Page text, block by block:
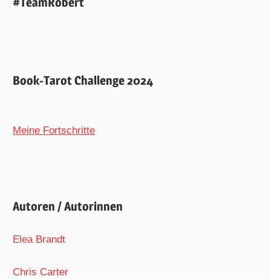
Book-Tarot Challenge 2024
Meine Fortschritte
Autoren / Autorinnen
Elea Brandt
Chris Carter